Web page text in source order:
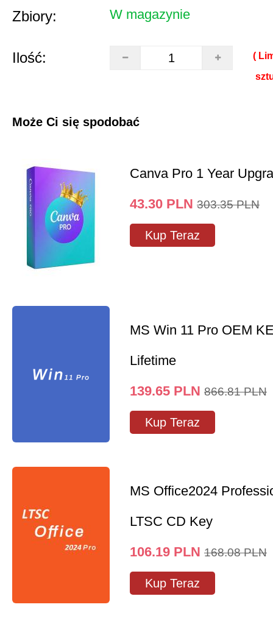
Zbiory: W magazynie
Ilość:
(
Może Ci się spodobać
Canva Pro 1 Year
43.30 PLN 303.35 PLN
Kup Teraz
MS Win 11 Pro OEM
Lifetime
139.65 PLN 866.81 PLN
Kup Teraz
MS Office2024
LTSC CD Key
106.19 PLN 168.08 PLN
Kup Teraz